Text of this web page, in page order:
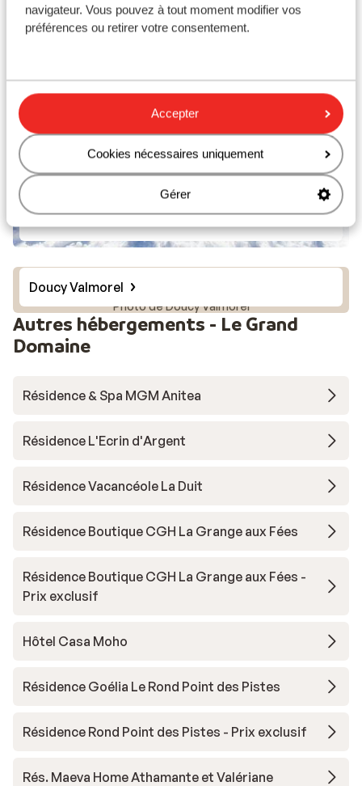
navigateur. Vous pouvez à tout moment modifier vos
préférences ou retirer votre consentement.
Accepter
Cookies nécessaires uniquement
Gérer
Photo de Doucy Valmorel
Doucy Valmorel
Autres hébergements - Le Grand
Domaine
Résidence & Spa MGM Anitea
Résidence L'Ecrin d'Argent
Résidence Vacancéole La Duit
Résidence Boutique CGH La Grange aux Fées
Résidence Boutique CGH La Grange aux Fées -
Prix exclusif
Hôtel Casa Moho
Résidence Goélia Le Rond Point des Pistes
Résidence Rond Point des Pistes - Prix exclusif
Rés. Maeva Home Athamante et Valériane